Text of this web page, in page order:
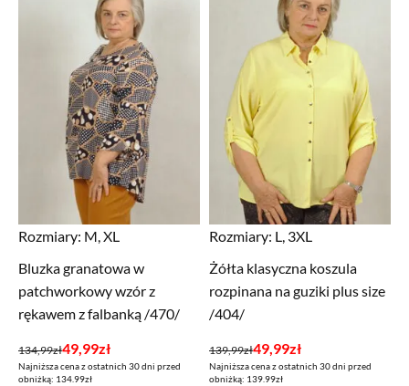
Rozmiary: M, XL
Bluzka granatowa w
patchworkowy wzór z
rękawem z falbanką /470/
134,99zł
Pierwotna
cena
49,99zł
Aktualna
cena
Najniższa cena z ostatnich 30 dni przed
obniżką: 134.99zł
Rozmiary: L, 3XL
Żółta klasyczna koszula
rozpinana na guziki plus size
/404/
139,99zł
Pierwotna
cena
49,99zł
Aktualna
cena
Najniższa cena z ostatnich 30 dni przed
obniżką: 139.99zł